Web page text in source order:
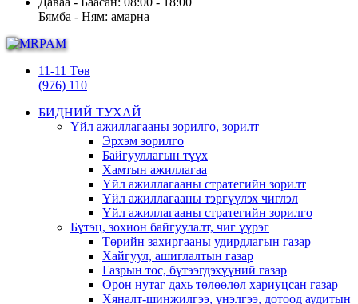
Бямба - Ням: амарна
11-11 Төв
(976) 110
БИДНИЙ ТУХАЙ
Үйл ажиллагааны зорилго, зорилт
Эрхэм зорилго
Байгууллагын түүх
Хамтын ажиллагаа
Үйл ажиллагааны стратегийн зорилт
Үйл ажиллагааны тэргүүлэх чиглэл
Үйл ажиллагааны стратегийн зорилго
Бүтэц, зохион байгуулалт, чиг үүрэг
Төрийн захиргааны удирдлагын газар
Хайгуул, ашиглалтын газар
Газрын тос, бүтээгдэхүүний газар
Орон нутаг дахь төлөөлөл хариуцсан газар
Хяналт-шинжилгээ, үнэлгээ, дотоод аудитын